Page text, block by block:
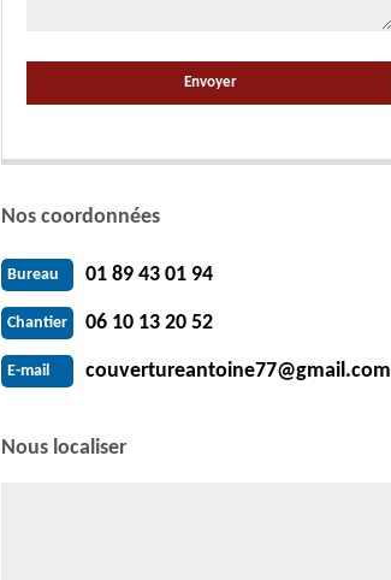
Nos coordonnées
Bureau 01 89 43 01 94
Chantier 06 10 13 20 52
E-mail couvertureantoine77@gmail.com
Nous localiser